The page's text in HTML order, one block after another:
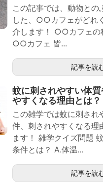
この記事では、動物との
した、○○カフェがどれ
介します！ ○○カフェの
○○カフェ 皆...
記事を読
蚊に刺されやすい体
やすくなる理由とは？
この雑学では蚊に刺され
件、刺されやすくなる理
ます！ 雑学クイズ問題
条件とは？ A.体温...
記事を読